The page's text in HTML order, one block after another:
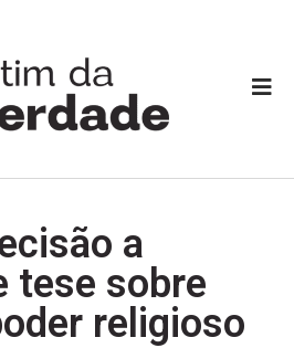
a
tese sobre
religioso